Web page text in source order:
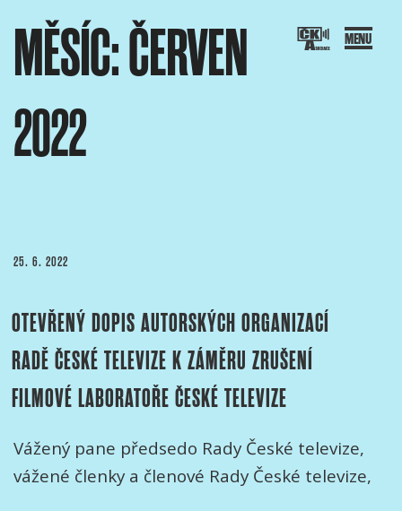
obsahu
ČESKÝCH KAMERAMANŮ
portál Asociace českých kameramanů
MĚSÍC:ČERVEN
2022
PUBLIKOVÁNO
25. 6. 2022
OTEVŘENÝ DOPIS AUTORSKÝCH ORGANIZACÍ
RADĚ ČESKÉ TELEVIZE K ZÁMĚRU ZRUŠENÍ
FILMOVÉ LABORATOŘE ČESKÉ TELEVIZE
Vážený pane předsedo Rady České televize,
vážené členky a členové Rady České televize,